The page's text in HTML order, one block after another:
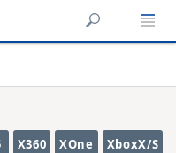
X360 XOne XboxX/S